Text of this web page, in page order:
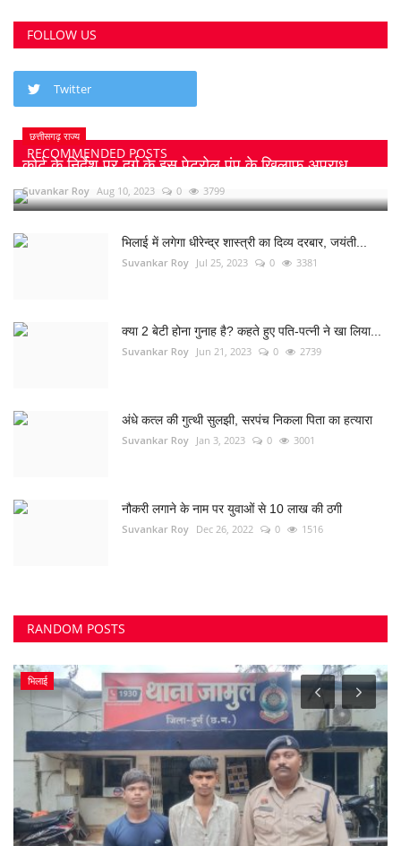
FOLLOW US
Twitter
RECOMMENDED POSTS
छत्तीसगढ़ राज्य
कोर्ट के निर्देश पर दुर्ग के इस पेट्रोल पंप के खिलाफ अपराध...
Suvankar Roy Aug 10, 2023 0 3799
भिलाई में लगेगा धीरेन्द्र शास्त्री का दिव्य दरबार, जयंती...
Suvankar Roy Jul 25, 2023 0 3381
क्या 2 बेटी होना गुनाह है? कहते हुए पति-पत्नी ने खा लिया...
Suvankar Roy Jun 21, 2023 0 2739
अंधे कत्ल की गुत्थी सुलझी, सरपंच निकला पिता का हत्यारा
Suvankar Roy Jan 3, 2023 0 3001
नौकरी लगाने के नाम पर युवाओं से 10 लाख की ठगी
Suvankar Roy Dec 26, 2022 0 1516
RANDOM POSTS
बिजनेस